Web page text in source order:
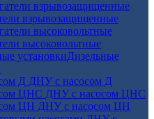
взрывозащищенные
высоковольтные
Дизельные
ДНУ с насосом Д
ДНУ с насосом ЦНС
ДНУ с насосом ЦН